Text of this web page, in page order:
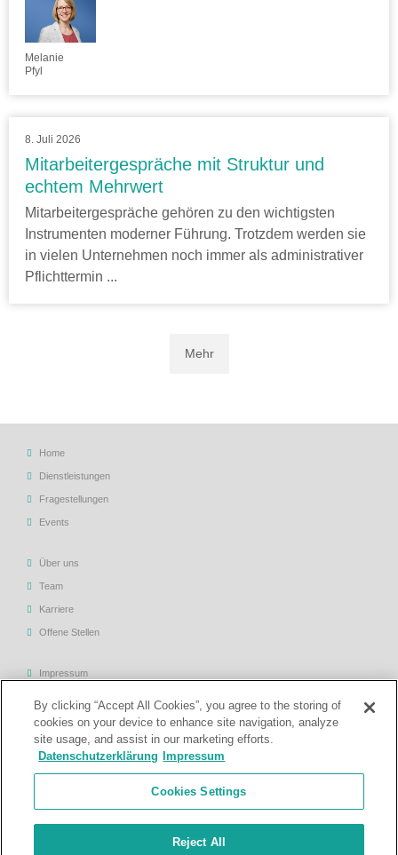
Melanie
Pfyl
8. Juli 2026
Mitarbeitergespräche mit Struktur und
echtem Mehrwert
Mitarbeitergespräche gehören zu den wichtigsten
Instrumenten moderner Führung. Trotzdem werden sie
in vielen Unternehmen noch immer als administrativer
Pflichttermin ...
Mehr
Home
Dienstleistungen
Fragestellungen
Events
Über uns
Team
Karriere
Offene Stellen
Impressum
Datenschutzerklärung
Rechtliche Hinweise
By clicking “Accept All Cookies”, you agree to the storing of
cookies on your device to enhance site navigation, analyze
site usage, and assist in our marketing efforts.
Datenschutzerklärung
Impressum
Cookies Settings
Reject All